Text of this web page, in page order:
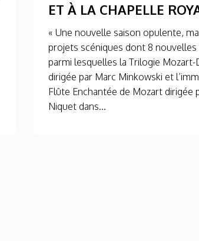
ET À LA CHAPELLE
« Une nouvelle saison opulente,
projets scéniques dont 8
parmi lesquelles la Trilogie Mozart-
dirigée par Marc Minkowski et
Flûte Enchantée de Mozart dirigée
Niquet dans...